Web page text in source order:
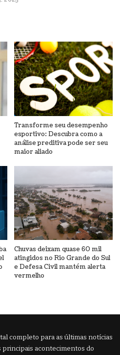
Transforme seu desempenho
esportivo: Descubra como a
análise preditiva pode ser seu
maior aliado
Chuvas deixam quase 60 mil
atingidos no Rio Grande do Sul
e Defesa Civil mantém alerta
vermelho
completo para as últimas notícias
acontecimentos do